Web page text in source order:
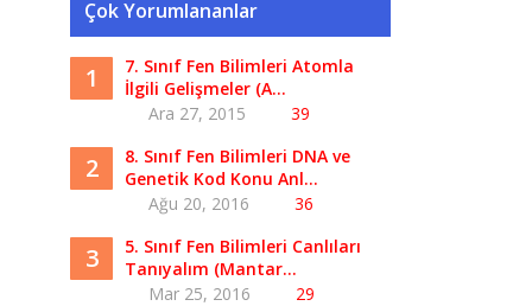
Çok Yorumlananlar
1
7. Sınıf Fen Bilimleri Atomla
İlgili Gelişmeler (A...
Ara 27, 2015
39
2
8. Sınıf Fen Bilimleri DNA ve
Genetik Kod Konu Anl...
Ağu 20, 2016
36
3
5. Sınıf Fen Bilimleri Canlıları
Tanıyalım (Mantar...
Mar 25, 2016
29